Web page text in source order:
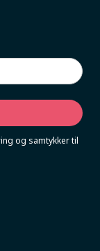
og samtykker til